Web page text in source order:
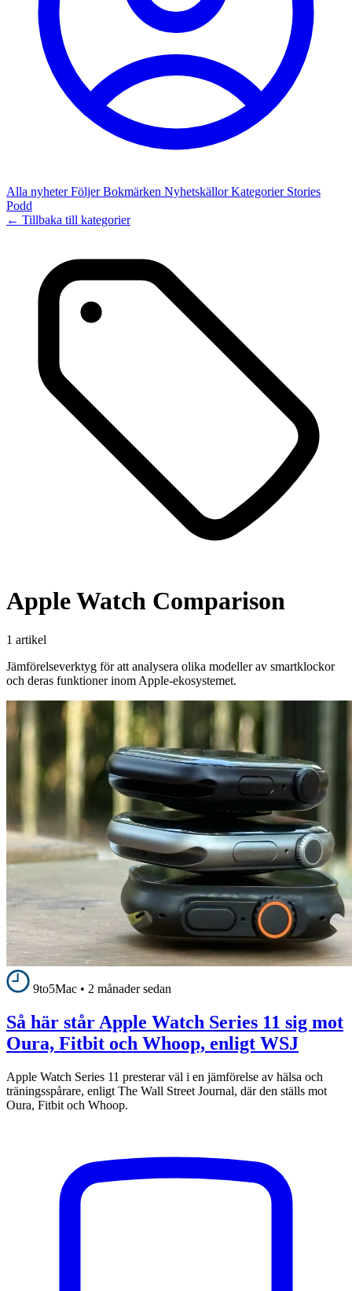
Alla nyheterFöljerBokmärken NyhetskällorKategorier Stories
Podd
← Tillbaka till kategorier
Apple Watch Comparison
1 artikel
Jämförelseverktyg för att analysera olika modeller av smartklockor
och deras funktioner inom Apple-ekosystemet.
9to5Mac • 2 månader sedan
Så här står Apple Watch Series 11 sig mot
Oura, Fitbit och Whoop, enligt WSJ
Apple Watch Series 11 presterar väl i en jämförelse av hälsa och
träningsspårare, enligt The Wall Street Journal, där den ställs mot
Oura, Fitbit och Whoop.